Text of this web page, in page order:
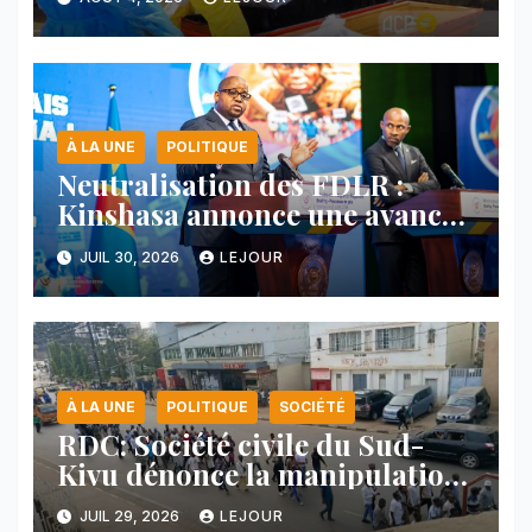
À LA UNE POLITIQUE
Neutralisation des FDLR :
Kinshasa annonce une avancée
majeure et maintient sa ligne
face au Rwanda
JUIL 30, 2026 LEJOUR
À LA UNE POLITIQUE SOCIÉTÉ
RDC: Société civile du Sud-
Kivu dénonce la manipulation
des manifestations par
JUIL 29, 2026 LEJOUR